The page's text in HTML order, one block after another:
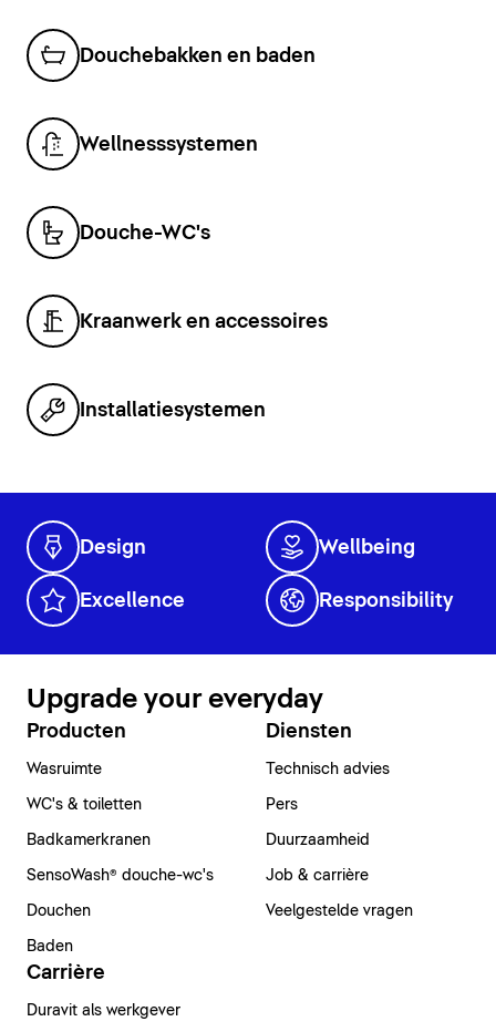
Douchebakken en baden
Wellnesssystemen
Douche-WC's
Kraanwerk en accessoires
Installatiesystemen
Design Wellbeing
Excellence Responsibility
Upgrade your everyday
Producten
Wasruimte
WC's & toiletten
Badkamerkranen
SensoWash® douche-wc's
Douchen
Baden
Diensten
Technisch advies
Pers
Duurzaamheid
Job & carrière
Veelgestelde vragen
Carrière
Duravit als werkgever